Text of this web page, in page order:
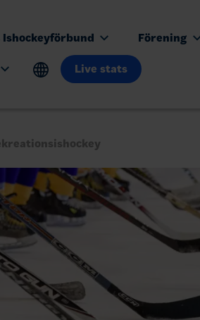
Förening
Live stats